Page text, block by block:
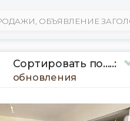
Сортировать по.....:
обновления